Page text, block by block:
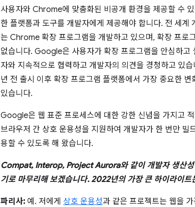
사용자와 Chrome에 맞춤화된 비공개 환경을 제공할 수
한 플랫폼과 도구를 개발자에게 제공해야 합니다. 전 세
는 Chrome 확장 프로그램을 개발하고 있으며, 확장 프로
없습니다. Google은 사용자가 확장 프로그램을 안심하
자와 지속적으로 협력하고 개발자의 의견을 경청하고 있
년 전 출시 이후 확장 프로그램 플랫폼에서 가장 중요한 변
있습니다.
Google은 웹 표준 프로세스에 대한 강한 신념을 가지고
브라우저 간 상호 운용성을 지원하여 개발자가 한 번만
용할 수 있도록 해 왔습니다.
Compat, Interop, Project Aurora와 같이 개발자 생산성
기로 마무리해 보겠습니다. 2022년의 가장 큰 하이라이트
파리사: 예. 저에게 상호 운용성과 같은 프로젝트는 웹을